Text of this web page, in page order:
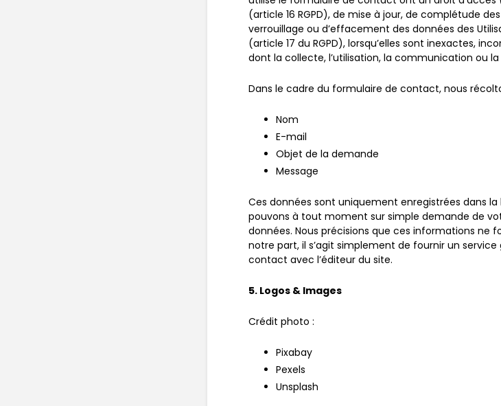
(article 16 RGPD), de mise à jour, de complétude
verrouillage ou d’effacement des données des
(article 17 du RGPD), lorsqu’elles sont inexactes,
dont la collecte, l’utilisation, la communication ou
Dans le cadre du formulaire de contact, nous
Nom
E-mail
Objet de la demande
Message
Ces données sont uniquement enregistrées dans
pouvons à tout moment sur simple demande de
données. Nous précisions que ces informations ne
notre part, il s’agit simplement de fournir un
contact avec l’éditeur du site.
5. Logos & Images
Crédit photo :
Pixabay
Pexels
Unsplash